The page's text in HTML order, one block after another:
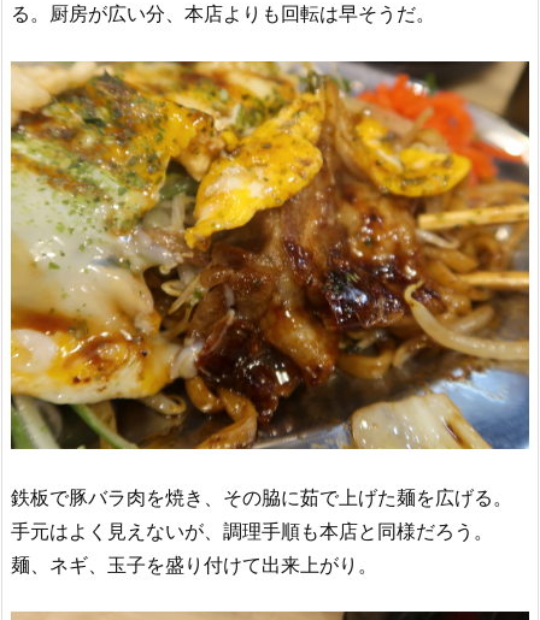
る。厨房が広い分、本店よりも回転は早そうだ。
鉄板で豚バラ肉を焼き、その脇に茹で上げた麺を広げる。
手元はよく見えないが、調理手順も本店と同様だろう。
麺、ネギ、玉子を盛り付けて出来上がり。